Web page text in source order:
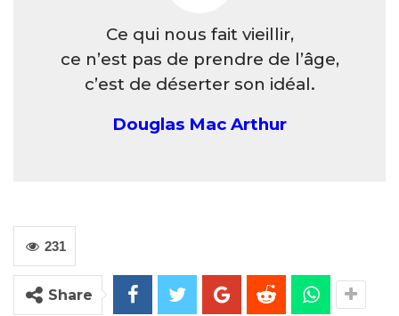
Ce qui nous fait vieillir,
ce n’est pas de prendre de l’âge,
c’est de déserter son idéal.
Douglas Mac Arthur
231
Share